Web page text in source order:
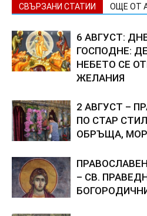
СВЪРЗАНИ СТАТИИ ОЩЕ ОТ
6 АВГУСТ:
ГОСПОДНЕ:
НЕБЕТО СЕ
ЖЕЛАНИЯ
2 АВГУСТ –
ПО СТАР
ОБРЪЩА,
– СВ.